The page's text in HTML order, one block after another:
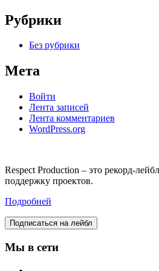
Рубрики
Без рубрики
Мета
Войти
Лента записей
Лента комментариев
WordPress.org
Respect Production – это рекорд-
поддержку проектов.
Подробней
Подписаться на лейбл
Мы в сети